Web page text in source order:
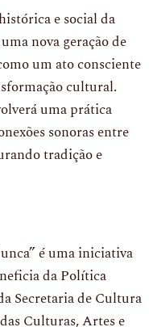
e social da
nova geração de
um ato consciente
cultural.
uma prática
sonoras entre
tradição e
é uma iniciativa
da Política
Secretaria de Cultura
Culturas, Artes e